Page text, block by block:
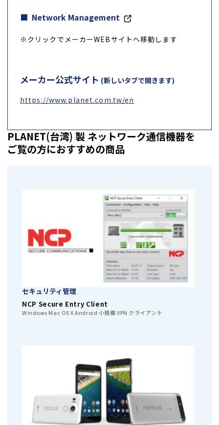
Network Management
※クリックでメーカーWEBサイトへ移動します
メーカー公式サイト (新しいタブで開きます)
https://www.planet.com.tw/en
PLANET(台湾) 製 ネットワーク通信機器を
ご覧の方におすすめの商品
セキュリティ管理
NCP Secure Entry Client
Windows Mac OS X Android 小規模 VPN クライアント